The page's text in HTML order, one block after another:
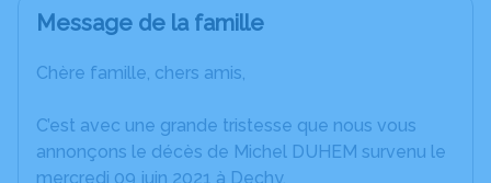
Message de la famille
Chère famille, chers amis,
C’est avec une grande tristesse que nous vous
annonçons le décès de Michel DUHEM survenu le
mercredi 09 juin 2021 à Dechy.